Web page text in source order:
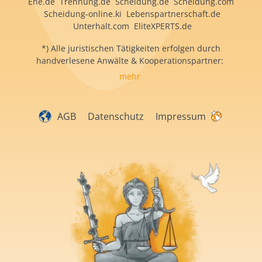
Scheidung-online.ki Lebenspartnerschaft.de
Unterhalt.com EliteXPERTS.de
*) Alle juristischen Tätigkeiten erfolgen durch
handverlesene Anwälte & Kooperationspartner:
mehr
AGB Datenschutz Impressum